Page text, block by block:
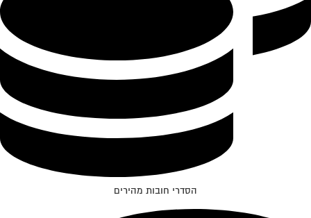
הסדרי חובות מהירים